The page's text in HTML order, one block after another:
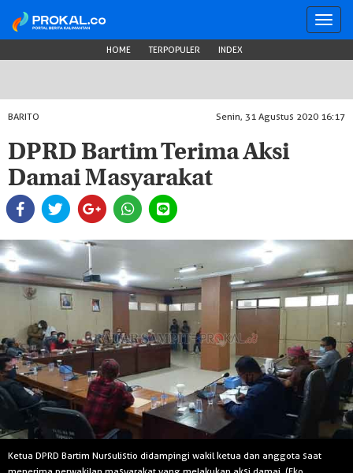
HOME TERPOPULER INDEX
BARITO Senin, 31 Agustus 2020 16:17
DPRD Bartim Terima Aksi
Damai Masyarakat
Ketua DPRD Bartim Nursulistio didampingi wakil ketua dan anggota saat